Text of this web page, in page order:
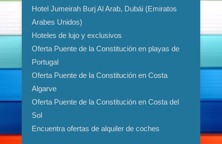
Hotel Jumeirah Burj Al Arab, Dubái (Emiratos
Arabes Unidos)
Hoteles de lujo y exclusivos
Oferta Puente de la Constitución en playas de
Portugal
Oferta Puente de la Constitución en Costa
Algarve
Oferta Puente de la Constitución en Costa del
Sol
Encuentra ofertas de alquiler de coches